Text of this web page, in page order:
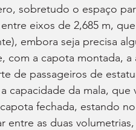
sobretudo o espaço
eixos de 2,685 m,
embora seja precisa
com a capota montada, a
de passageiros de
capacidade da mala,
fechada, estando
as duas